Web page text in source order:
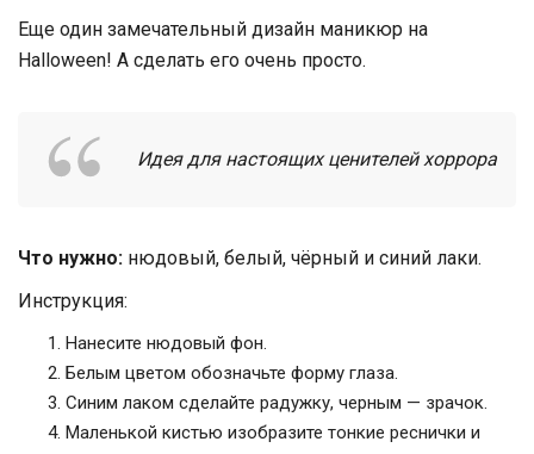
Еще один замечательный дизайн маникюр на
Halloween! А сделать его очень просто.
Идея для настоящих ценителей хоррора
Что нужно: нюдовый, белый, чёрный и синий лаки.
Инструкция:
Нанесите нюдовый фон.
Белым цветом обозначьте форму глаза.
Синим лаком сделайте радужку, черным — зрачок.
Маленькой кистью изобразите тонкие реснички и